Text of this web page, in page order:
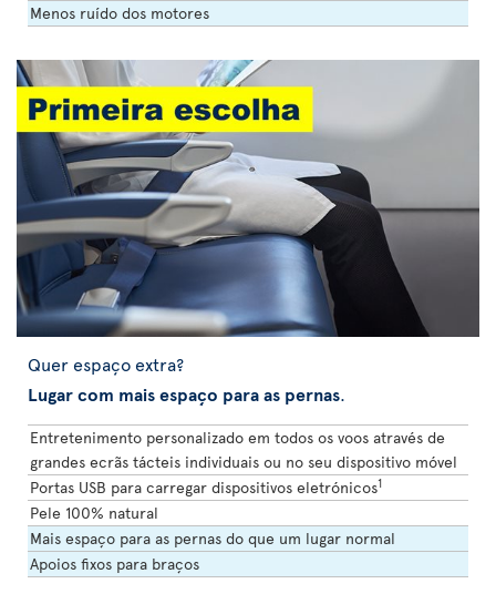
Menos ruído dos motores
Quer espaço extra?
Lugar com mais espaço para as pernas.
Entretenimento personalizado em todos os voos através de
grandes ecrãs tácteis individuais ou no seu dispositivo móvel
Portas USB para carregar dispositivos eletrónicos1
Pele 100% natural
Mais espaço para as pernas do que um lugar normal
Apoios fixos para braços